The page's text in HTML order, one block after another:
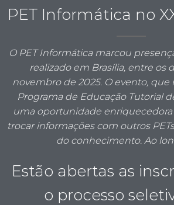
PET Informática no
O PET Informática marcou
realizado em Brasília, entre os
novembro de 2025. O evento,
Programa de Educação Tutorial
uma oportunidade enriquecedora
trocar informações com outros
do conhecimento. Ao
Estão abertas as
o processo